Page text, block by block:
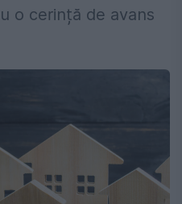
o cerință de avans